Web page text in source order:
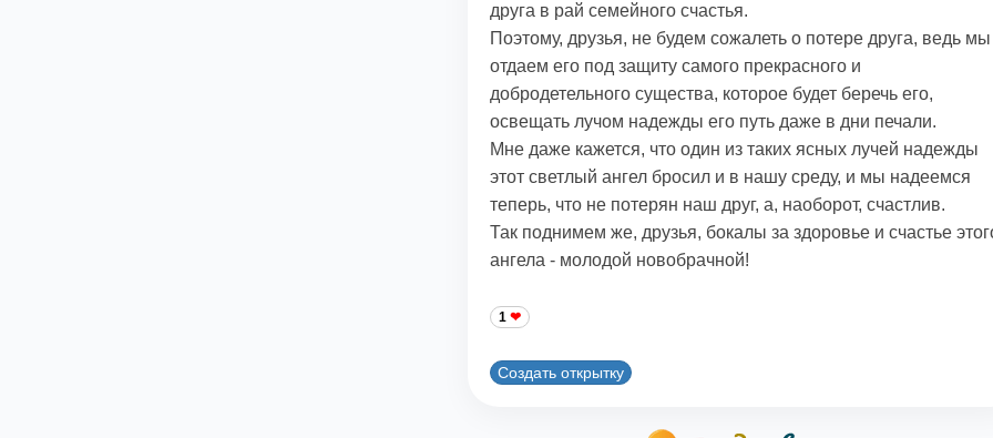
друга в рай семейного счастья.
Поэтому, друзья, не будем сожалеть о потере друга, ведь мы
отдаем его под защиту самого прекрасного и
добродетельного существа, которое будет беречь его,
освещать лучом надежды его путь даже в дни печали.
Мне даже кажется, что один из таких ясных лучей надежды
этот светлый ангел бросил и в нашу среду, и мы надеемся
теперь, что не потерян наш друг, а, наоборот, счастлив.
Так поднимем же, друзья, бокалы за здоровье и счастье
ангела - молодой новобрачной!
1
Создать открытку